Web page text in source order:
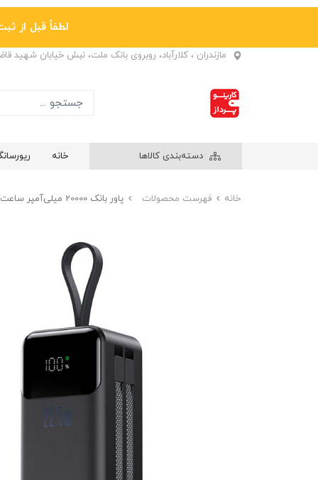
لطفاً قبل از ثبت
مازندران ، کلارآباد، روبروی بانک ملت، نبش خیابان شهید
دسته‌بندی کالاها خانه
خانه فهرست محصولات پاور بانک 20000 میلی‌آمپر ساعت Riversong مدل Phantom 20 PB127